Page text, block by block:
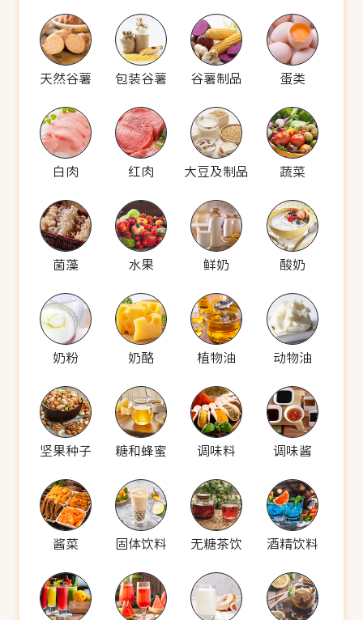
天然谷薯 包装谷薯 谷薯制品 蛋类
白肉 红肉 大豆及制品 蔬菜
菌藻 水果 鲜奶 酸奶
奶粉 奶酪 植物油 动物油
坚果种子 糖和蜂蜜 调味料 调味酱
酱菜 固体饮料 无糖茶饮 酒精饮料